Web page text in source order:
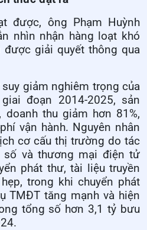
được, ông Phạm Huỳnh
nhìn nhận hàng loạt khó
được giải quyết thông qua
giảm nghiêm trọng của
đoạn 2014-2025, sản
thu giảm hơn 81%,
vận hành. Nguyên nhân
cơ cấu thị trường do tác
số và thương mại điện tử
phát thư, tài liệu truyền
trong khi chuyển phát
TMĐT tăng mạnh và hiện
tổng số hơn 3,1 tỷ bưu